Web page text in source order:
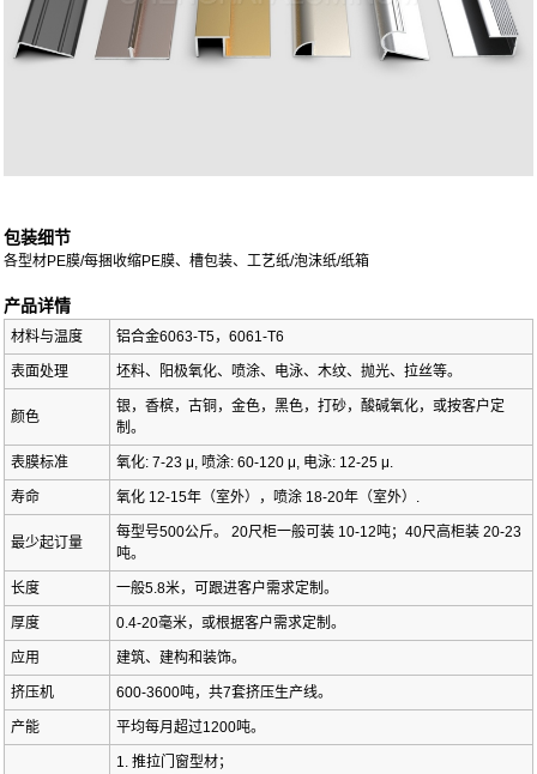
包装细节
各型材PE膜/每捆收缩PE膜、槽包装、工艺纸/泡沫纸/纸箱
产品详情
材料与温度 铝合金6063-T5，6061-T6
表面处理 坯料、阳极氧化、喷涂、电泳、木纹、抛光、拉丝等。
颜色
银，香槟，古铜，金色，黑色，打砂，酸碱氧化，或按客户定
制。
表膜标准 氧化: 7-23 μ, 喷涂: 60-120 μ, 电泳: 12-25 μ.
寿命 氧化 12-15年（室外），喷涂 18-20年（室外）.
最少起订量
每型号500公斤。 20尺柜一般可装 10-12吨；40尺高柜装 20-23
吨。
长度 一般5.8米，可跟进客户需求定制。
厚度 0.4-20毫米，或根据客户需求定制。
应用 建筑、建构和装饰。
挤压机 600-3600吨，共7套挤压生产线。
产能 平均每月超过1200吨。
1. 推拉门窗型材；